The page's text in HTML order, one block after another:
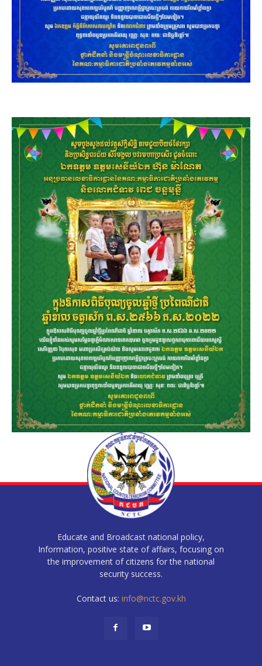
Educate and Broadcast national policy,
Information, positive state of affairs, focusing on
the improvement of citizens for the national
security success.
Contact us: info@nctc.gov.kh